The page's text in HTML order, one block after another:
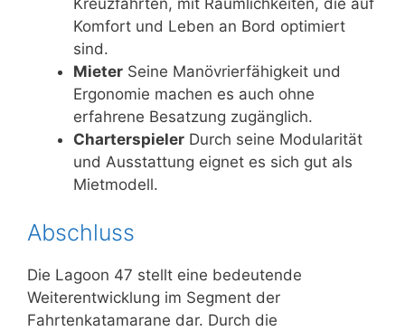
Komfort und Leben an Bord optimiert
sind.
Mieter Seine Manövrierfähigkeit und
Ergonomie machen es auch ohne
erfahrene Besatzung zugänglich.
Charterspieler Durch seine Modularität
und Ausstattung eignet es sich gut als
Mietmodell.
Abschluss
Die Lagoon 47 stellt eine bedeutende
Weiterentwicklung im Segment der
Fahrtenkatamarane dar. Durch die